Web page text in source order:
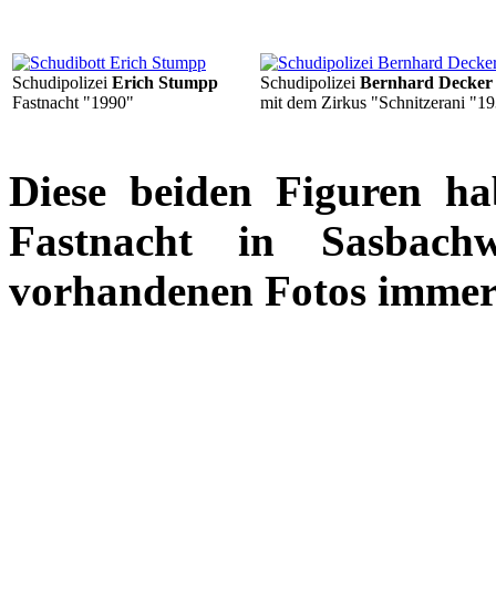
Schudipolizei Erich Stumpp
Fastnacht "1990"
Schudipolizei Bernhard Decker
mit dem Zirkus "Schnitzerani
Diese beiden Figuren
Fastnacht in
vorhandenen Fotos